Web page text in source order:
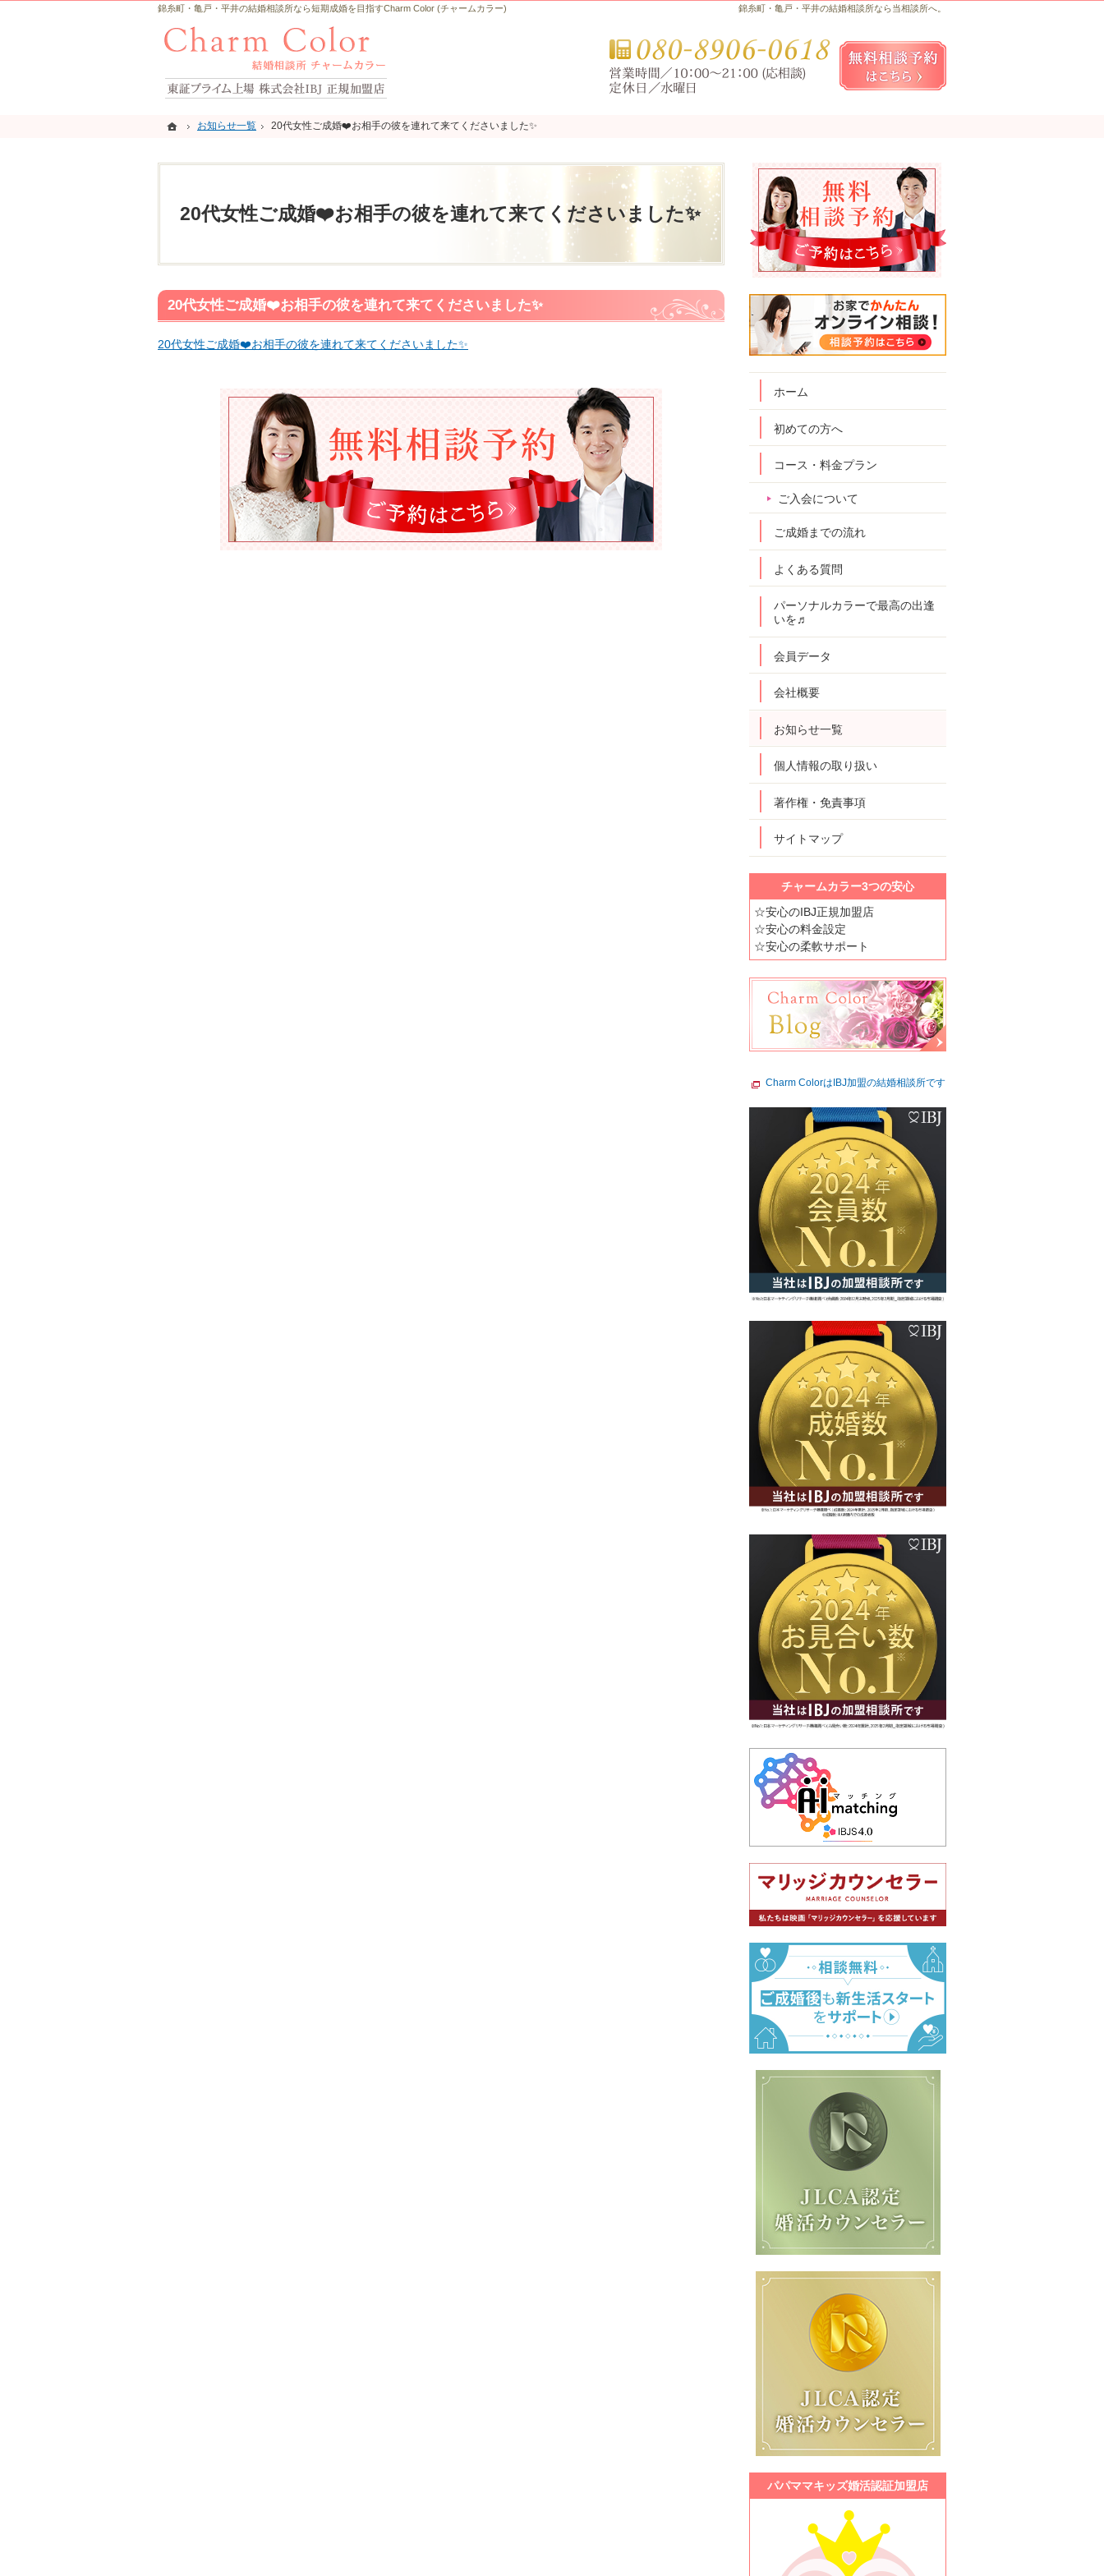
ホーム
お知らせ一覧 20代女性ご成婚❤️お相手の彼を連れて来てくださいました✨
20代女性ご成婚❤️お相手の彼を連れて来てくださいました✨
錦糸町・亀戸・平井の結婚相談所なら当相談所へ。
錦糸町・亀戸・平井の結婚相談所なら短期成婚を目指すCharm Color (チャームカラー)
20代女性ご成婚❤️お相手の彼を連れて来てくださいました✨
20代女性ご成婚❤️お相手の彼を連れて来てくださいました✨
ホーム
初めての方へ
コース・料金プラン
ご入会について
ご成婚までの流れ
よくある質問
パーソナルカラーで最高の出逢
いを♬
会員データ
会社概要
お知らせ一覧
個人情報の取り扱い
著作権・免責事項
サイトマップ
チャームカラー3つの安心
☆安心のIBJ正規加盟店
☆安心の料金設定
☆安心の柔軟サポート
Charm ColorはIBJ加盟の結婚相談所です
パパママキッズ婚活認証加盟店
お気軽にお問合せ・ご相談ください
ホーム
お知らせ一覧 20代女性ご成婚❤️お相手の彼を連れて来てくださいました✨